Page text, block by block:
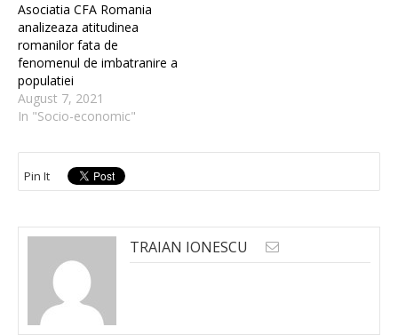
Asociatia CFA Romania
analizeaza atitudinea
romanilor fata de
fenomenul de imbatranire a
populatiei
August 7, 2021
In "Socio-economic"
Pin It
TRAIAN IONESCU